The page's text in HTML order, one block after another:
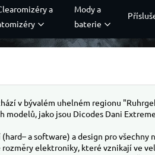
a
Mody a
baterie
v bývalém uhelném regionu
jako jsou Dicodes Dani
a software) a design pro
elektroniky, které vznikají ve